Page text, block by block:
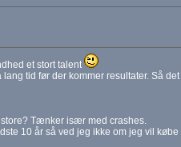
et stort talent
tid før der kommer resultater. Så det
Tænker især med crashes.
10 år så ved jeg ikke om jeg vil købe